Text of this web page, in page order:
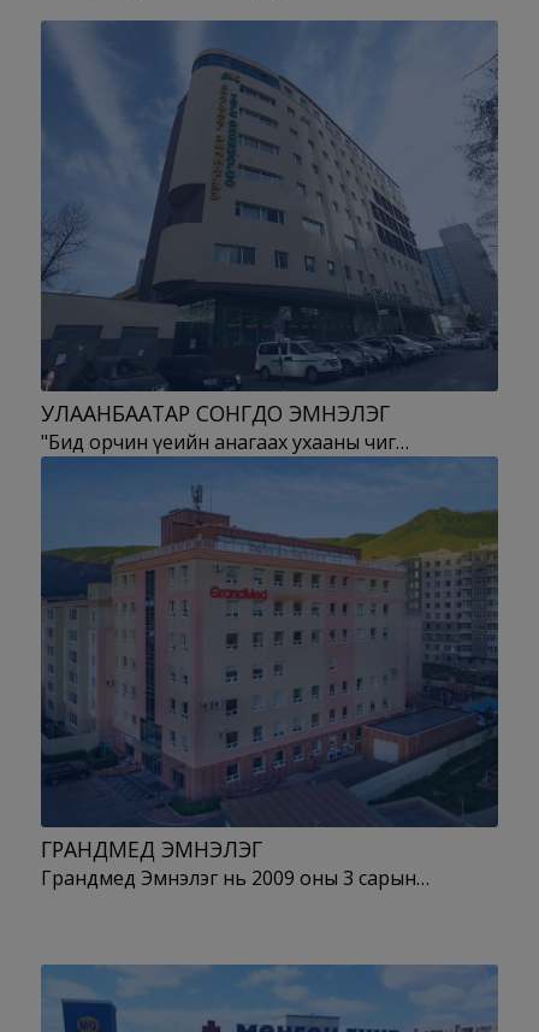
УЛААНБААТАР СОНГДО ЭМНЭЛЭГ
"Бид орчин үеийн анагаах ухааны чиг…
ГРАНДМЕД ЭМНЭЛЭГ
Грандмед Эмнэлэг нь 2009 оны 3 сарын…